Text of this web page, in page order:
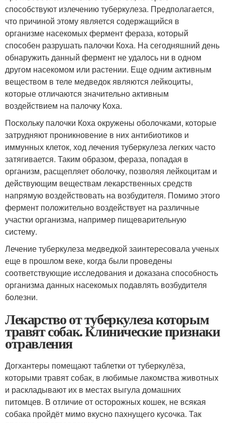
способствуют излечению туберкулеза. Предполагается,
что причиной этому является содержащийся в
организме насекомых фермент фераза, который
способен разрушать палочки Коха. На сегодняшний день
обнаружить данный фермент не удалось ни в одном
другом насекомом или растении. Еще одним активным
веществом в теле медведок являются лейкоциты,
которые отличаются значительно активным
воздействием на палочку Коха.
Поскольку палочки Коха окружены оболочками, которые
затрудняют проникновение в них антибиотиков и
иммунных клеток, ход лечения туберкулеза легких часто
затягивается. Таким образом, фераза, попадая в
организм, расщепляет оболочку, позволяя лейкоцитам и
действующим веществам лекарственных средств
напрямую воздействовать на возбудителя. Помимо этого
фермент положительно воздействует на различные
участки организма, например пищеварительную
систему.
Лечение туберкулеза медведкой заинтересовала ученых
еще в прошлом веке, когда были проведены
соответствующие исследования и доказана способность
организма данных насекомых подавлять возбудителя
болезни.
Лекарство от туберкулеза которым
травят собак. Клинические признаки
отравления
Догхантеры помещают таблетки от туберкулёза,
которыми травят собак, в любимые лакомства животных
и раскладывают их в местах выгула домашних
питомцев. В отличие от осторожных кошек, не всякая
собака пройдёт мимо вкусно пахнущего кусочка. Так